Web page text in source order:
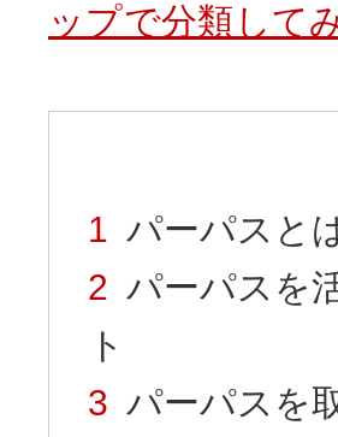
ップで分類して
パーパスと
パーパスを
ト
パーパスを